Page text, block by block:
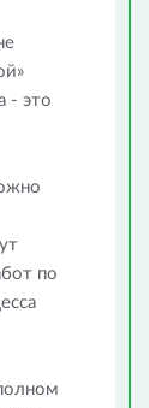
- это
по